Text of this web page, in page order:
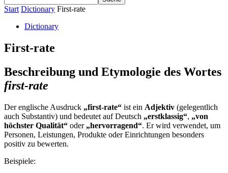
Start Dictionary First-rate
Dictionary
First-rate
Beschreibung und Etymologie des Wortes
first-rate
Der englische Ausdruck „first-rate“ ist ein Adjektiv (gelegentlich
auch Substantiv) und bedeutet auf Deutsch „erstklassig“, „von
höchster Qualität“ oder „hervorragend“. Er wird verwendet, um
Personen, Leistungen, Produkte oder Einrichtungen besonders
positiv zu bewerten.
Beispiele: